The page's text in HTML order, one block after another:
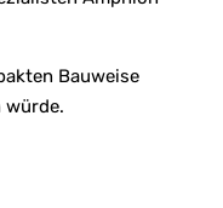
Bauweise
würde.